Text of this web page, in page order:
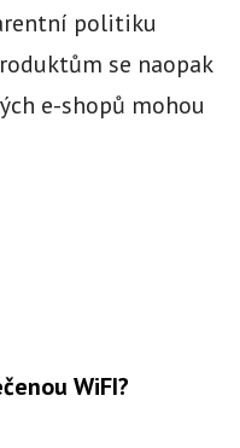
politiku
se naopak
e-shopů mohou
WiFI?